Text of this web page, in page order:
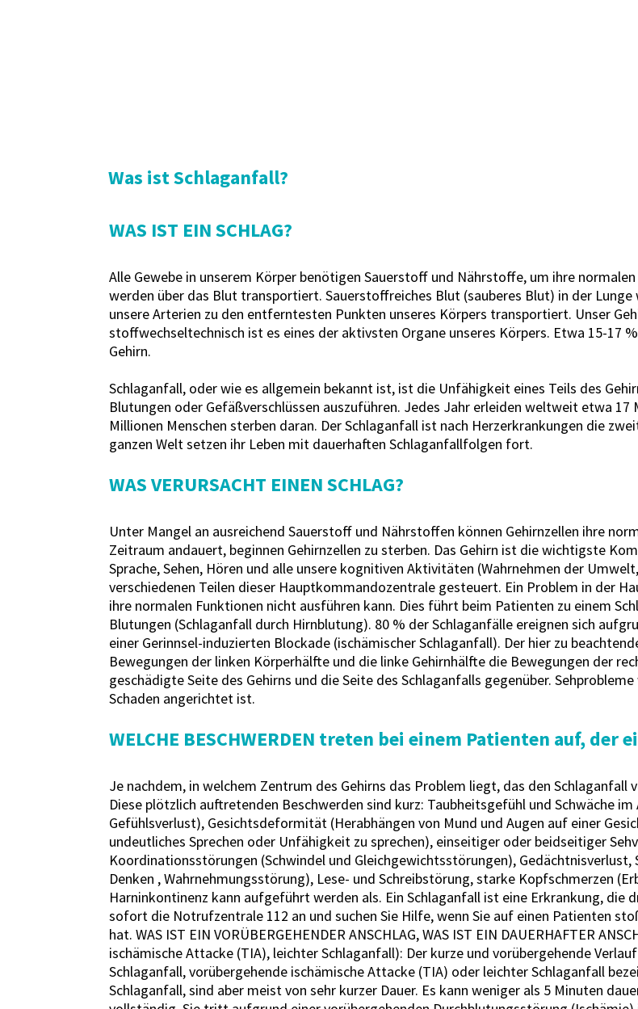
Was ist Schlaganfall?
WAS IST EIN SCHLAG?
Alle Gewebe in unserem Körper benötigen Sauerstoff und Nährstoffe, um ihre
werden über das Blut transportiert. Sauerstoffreiches Blut (sauberes Blut) in der
unsere Arterien zu den entferntesten Punkten unseres Körpers transportiert. Unser
stoffwechseltechnisch ist es eines der aktivsten Organe unseres Körpers. Etwa 15-17
Gehirn.
Schlaganfall, oder wie es allgemein bekannt ist, ist die Unfähigkeit eines Teils des
Blutungen oder Gefäßverschlüssen auszuführen. Jedes Jahr erleiden weltweit etwa 17
Millionen Menschen sterben daran. Der Schlaganfall ist nach Herzerkrankungen die
ganzen Welt setzen ihr Leben mit dauerhaften Schlaganfallfolgen fort.
WAS VERURSACHT EINEN SCHLAG?
Unter Mangel an ausreichend Sauerstoff und Nährstoffen können Gehirnzellen ihre
Zeitraum andauert, beginnen Gehirnzellen zu sterben. Das Gehirn ist die wichtigste
Sprache, Sehen, Hören und alle unsere kognitiven Aktivitäten (Wahrnehmen der
verschiedenen Teilen dieser Hauptkommandozentrale gesteuert. Ein Problem in der
ihre normalen Funktionen nicht ausführen kann. Dies führt beim Patienten zu einem
Blutungen (Schlaganfall durch Hirnblutung). 80 % der Schlaganfälle ereignen sich
einer Gerinnsel-induzierten Blockade (ischämischer Schlaganfall). Der hier zu
Bewegungen der linken Körperhälfte und die linke Gehirnhälfte die Bewegungen der
geschädigte Seite des Gehirns und die Seite des Schlaganfalls gegenüber.
Schaden angerichtet ist.
WELCHE BESCHWERDEN treten bei einem Patienten auf,
Je nachdem, in welchem ​​Zentrum des Gehirns das Problem liegt, das den Schlaganfall
Diese plötzlich auftretenden Beschwerden sind kurz: Taubheitsgefühl und Schwäche
Gefühlsverlust), Gesichtsdeformität (Herabhängen von Mund und Augen auf einer
undeutliches Sprechen oder Unfähigkeit zu sprechen), einseitiger oder beidseitiger
Koordinationsstörungen (Schwindel und Gleichgewichtsstörungen),
Denken , Wahrnehmungsstörung), Lese- und Schreibstörung, starke Kopfschmerzen
Harninkontinenz kann aufgeführt werden als. Ein Schlaganfall ist eine Erkrankung, die
sofort die Notrufzentrale 112 an und suchen Sie Hilfe, wenn Sie auf einen Patienten
hat. WAS IST EIN VORÜBERGEHENDER ANSCHLAG, WAS IST EIN DAUERHAFTER
ischämische Attacke (TIA), leichter Schlaganfall): Der kurze und vorübergehende
Schlaganfall, vorübergehende ischämische Attacke (TIA) oder leichter Schlaganfall
Schlaganfall, sind aber meist von sehr kurzer Dauer. Es kann weniger als 5 Minuten